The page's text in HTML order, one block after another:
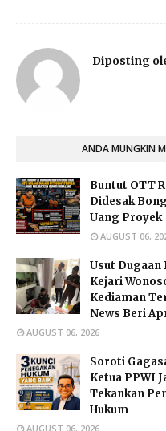
Diposting
ANDA MUNGKIN
Buntut OTT
Didesak
Uang Proyek
AUGUST 06,
Usut Dugaan
Kejari
Kediaman
News Beri
AUGUST 06, 2026
Soroti
Ketua PPWI
Tekankan
Hukum
AUGUST 06, 2026